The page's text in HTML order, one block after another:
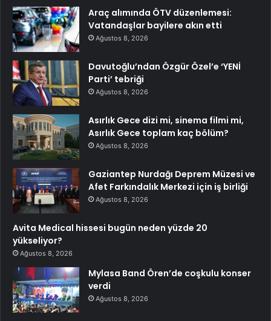
Araç alımında ÖTV düzenlemesi:
Vatandaşlar bayilere akın etti
Ağustos 8, 2026
Davutoğlu’ndan Özgür Özel’e ‘YENİ
Parti’ tebriği
Ağustos 8, 2026
Asırlık Gece dizi mi, sinema filmi mi,
Asırlık Gece toplam kaç bölüm?
Ağustos 8, 2026
Gaziantep Nurdağı Deprem Müzesi ve
Afet Farkındalık Merkezi için iş birliği
Ağustos 8, 2026
Avita Medical hissesi bugün neden yüzde 20
yükseliyor?
Ağustos 8, 2026
Mylasa Band Ören’de coşkulu konser
verdi
Ağustos 8, 2026